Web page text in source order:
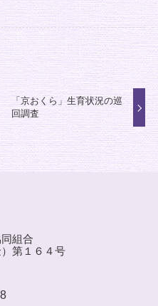
「京おくら」生育状況の巡
回調査
組合
第１６４号